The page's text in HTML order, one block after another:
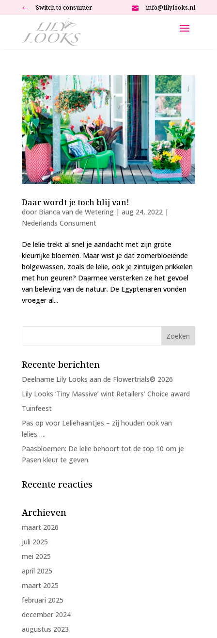
# Switch to consumer  info@lilylooks.nl
Daar wordt je toch blij van!
door Bianca van de Wetering| aug 24, 2022|
Nederlands Consument
De lelie trekt al snel je aandacht met zijn grote
kleurrijke bloemen. Maar wist je dat zomerbloeiende
bolgewassen, zoals de lelie, ook je zintuigen prikkelen
met hun geuren? Daarmee versterken ze het gevoel
van beleving van de natuur. De Egyptenaren vonden
vroeger al...
Recente berichten
Deelname Lily Looks aan de Flowertrials® 2026
Lily Looks ‘Tiny Massive’ wint Retailers’ Choice award
Tuinfeest
Pas op voor Leliehaantjes – zij houden ook van
lelies…..
Paasbloemen: De lelie behoort tot de top 10 om je
Pasen kleur te geven.
Recente reacties
Archieven
maart 2026
juli 2025
mei 2025
april 2025
maart 2025
februari 2025
december 2024
augustus 2023